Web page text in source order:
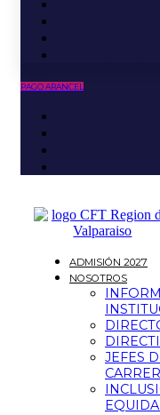
PAGO ARANCEL
ADMISIÓN 2027
NOSOTROS
JEFES